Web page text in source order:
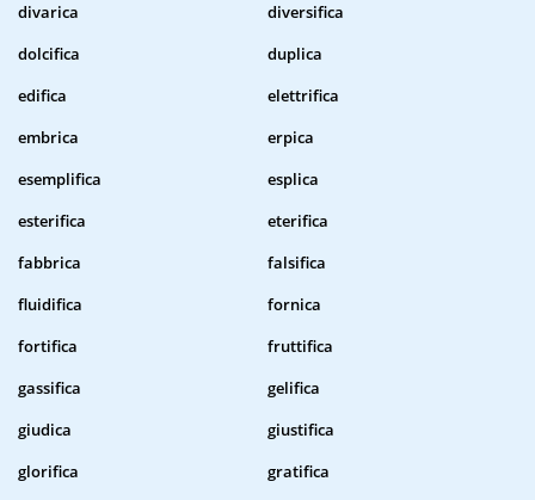
divarica
diversifica
dolcifica
duplica
edifica
elettrifica
embrica
erpica
esemplifica
esplica
esterifica
eterifica
fabbrica
falsifica
fluidifica
fornica
fortifica
fruttifica
gassifica
gelifica
giudica
giustifica
glorifica
gratifica